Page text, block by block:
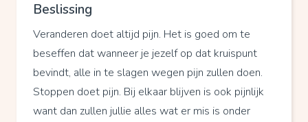
Beslissing
Veranderen doet altijd pijn. Het is goed om te
beseffen dat wanneer je jezelf op dat kruispunt
bevindt, alle in te slagen wegen pijn zullen doen.
Stoppen doet pijn. Bij elkaar blijven is ook pijnlijk
want dan zullen jullie alles wat er mis is onder